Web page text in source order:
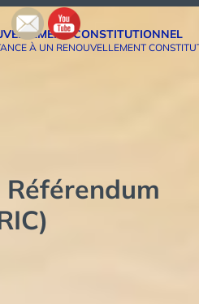
CONSTITUTIONNEL
À UN RENOUVELLEMENT
Référendum